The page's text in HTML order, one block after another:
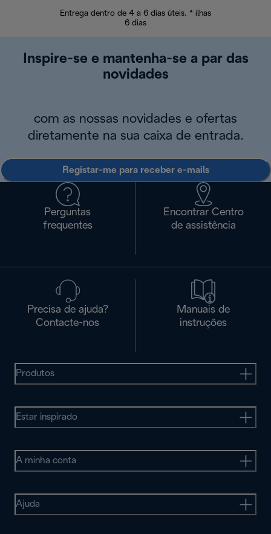
Entrega dentro de 4 a 6 dias úteis. * ilhas
6 dias
Inspire-se e mantenha-se a par das
novidades
com as nossas novidades e ofertas
diretamente na sua caixa de entrada.
Registar-me para receber e-mails
Perguntas
frequentes
Encontrar Centro
de assistência
Precisa de ajuda?
Contacte-nos
Manuais de
instruções
Produtos
Estar inspirado
A minha conta
Ajuda